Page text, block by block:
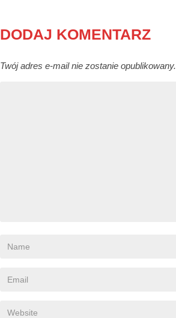
DODAJ KOMENTARZ
Twój adres e-mail nie zostanie opublikowany.